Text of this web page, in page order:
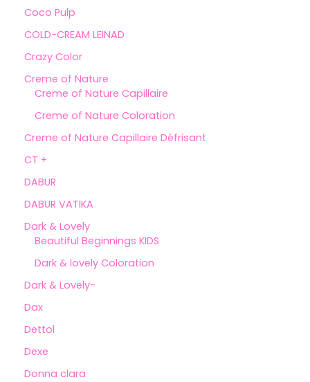
Coco Pulp
COLD-CREAM LEINAD
Crazy Color
Creme of Nature
Creme of Nature Capillaire
Creme of Nature Coloration
Creme of Nature Capillaire Défrisant
CT +
DABUR
DABUR VATIKA
Dark & Lovely
Beautiful Beginnings KIDS
Dark & lovely Coloration
Dark & Lovely-
Dax
Dettol
Dexe
Donna clara